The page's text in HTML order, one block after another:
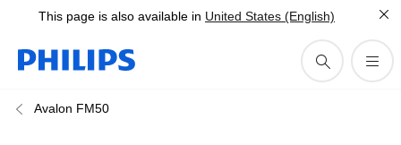
This page is also available in United States (English)
Avalon FM50